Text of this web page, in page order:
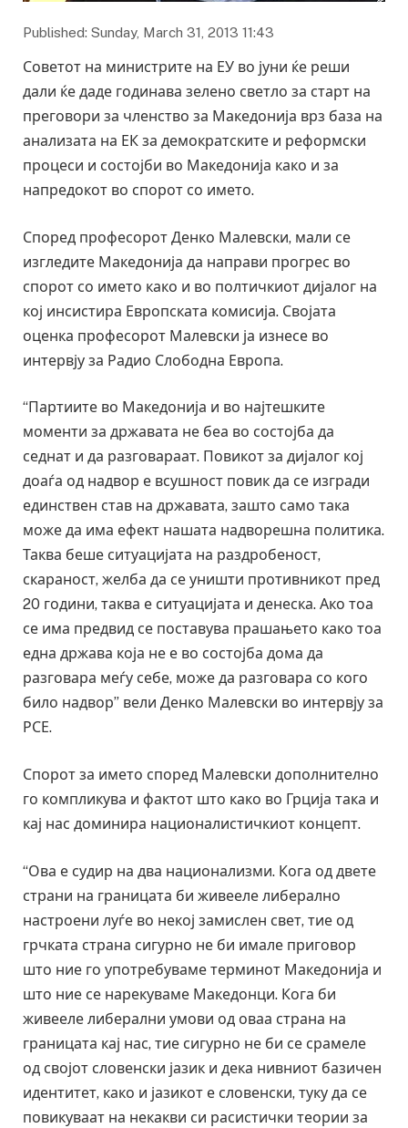
Published: Sunday, March 31, 2013 11:43
Советот на министрите на ЕУ во јуни ќе реши
дали ќе даде годинава зелено светло за старт на
преговори за членство за Македонија врз база на
анализата на ЕК за демократските и реформски
процеси и состојби во Македонија како и за
напредокот во спорот со името.
Според професорот Денко Малевски, мали се
изгледите Македонија да направи прогрес во
спорот со името како и во полтичкиот дијалог на
кој инсистира Европската комисија. Својата
оценка професорот Малевски ја изнесе во
интервју за Радио Слободна Европа.
“Партиите во Македонија и во најтешките
моменти за државата не беа во состојба да
седнат и да разговараат. Повикот за дијалог кој
доаѓа од надвор е всушност повик да се изгради
единствен став на државата, зашто само така
може да има ефект нашата надворешна политика.
Таква беше ситуацијата на раздробеност,
скараност, желба да се уништи противникот пред
20 години, таква е ситуацијата и денеска. Ако тоа
се има предвид се поставува прашањето како тоа
една држава која не е во состојба дома да
разговара меѓу себе, може да разговара со кого
било надвор” вели Денко Малевски во интервју за
РСЕ.
Спорот за името според Малевски дополнително
го компликува и фактот што како во Грција така и
кај нас доминира националистичкиот концепт.
“Ова е судир на два национализми. Кога од двете
страни на границата би живееле либерално
настроени луѓе во некој замислен свет, тие од
грчката страна сигурно не би имале приговор
што ние го употребуваме терминот Македонија и
што ние се нарекуваме Македонци. Кога би
живееле либерални умови од оваа страна на
границата кај нас, тие сигурно не би се срамеле
од својот словенски јазик и дека нивниот базичен
идентитет, како и јазикот е словенски, туку да се
повикуваат на некакви си расистички теории за